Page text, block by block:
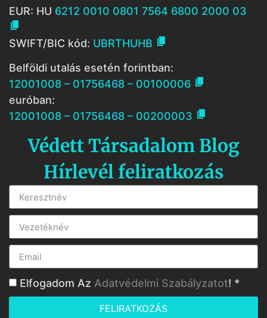
EUR: HU 6212 0010 0801 7564 6800 2000 03

SWIFT/BIC kód: UBRTHUHB 
Belföldi utalás esetén forintban:
12001008 – 01756468 – 00100006 
euróban:
12001008 – 01756468 – 00200003 
Védett Társadalom Blog
Hírlevél feliratkozás
Elfogadom Az Adatvédelmi Szabályzatot! *
FELIRATKOZÁS